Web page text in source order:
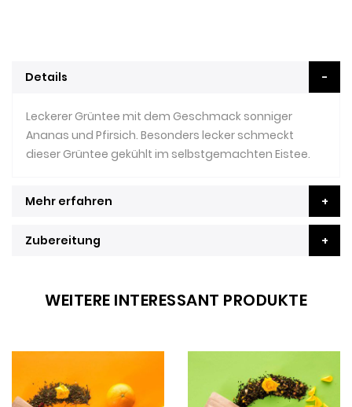
Details
Leckerer Grüntee mit dem Geschmack sonniger
Ananas und Pfirsich. Besonders lecker schmeckt
dieser Grüntee gekühlt im selbstgemachten Eistee.
Mehr erfahren
Zubereitung
WEITERE INTERESSANT PRODUKTE